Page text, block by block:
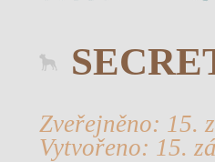
Zveřejněno: 15.
Vytvořeno: 15.